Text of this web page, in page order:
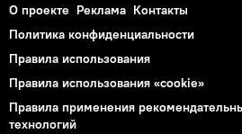
О проекте Реклама Контакты
Политика конфиденциальности
Правила использования
Правила использования «cookie»
Правила применения
технологий